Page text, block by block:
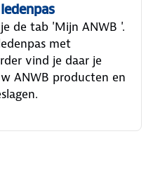
de tab 'Mijn ANWB '.
met
vind je daar je
ANWB producten en